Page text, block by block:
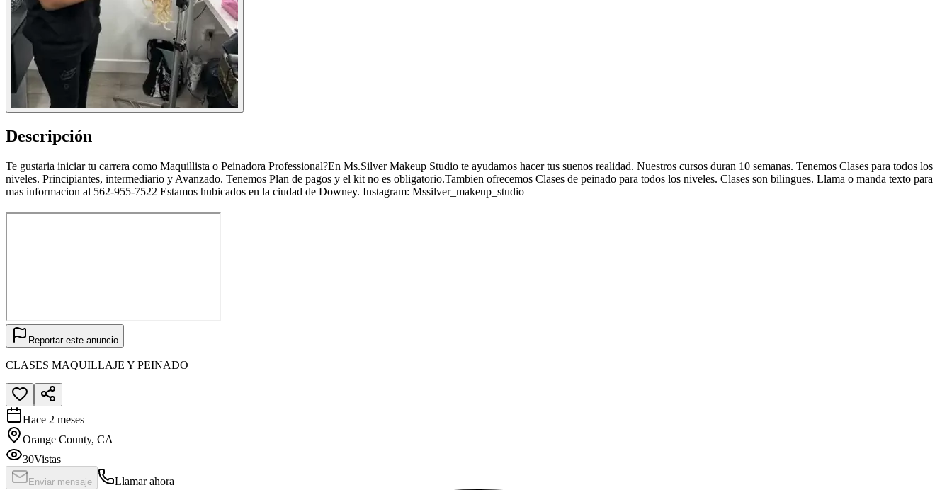
Descripción
Te gustaria iniciar tu carrera como Maquillista o Peinadora Professional?En Ms.Silver Makeup Studio te ayudamos hacer tus suenos realidad. Nuestros cursos duran 10 semanas. Tenemos Clases para todos los
niveles. Principiantes, intermediario y Avanzado. Tenemos Plan de pagos y el kit no es obligatorio.Tambien ofrecemos Clases de peinado para todos los niveles. Clases son bilingues. Llama o manda texto para
mas informacion al 562-955-7522 Estamos hubicados en la ciudad de Downey. Instagram: Mssilver_makeup_studio
Reportar este anuncio
CLASES MAQUILLAJE Y PEINADO
Hace 2 meses
Orange County, CA
30Vistas
Enviar mensaje Llamar ahora